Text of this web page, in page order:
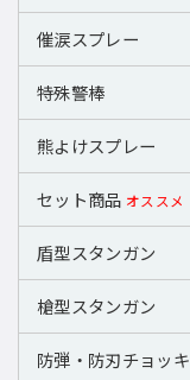
催涙スプレー
特殊警棒
熊よけスプレー
セット商品 オススメ
盾型スタンガン
槍型スタンガン
防弾・防刃チョッキ